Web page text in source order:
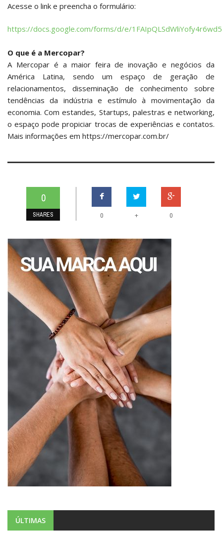
Acesse o link e preencha o formulário:
https://docs.google.com/forms/d/e/
O que é a Mercopar?
A Mercopar é a maior feira de inovação e negócios da
América Latina, sendo um espaço de geração de
relacionamentos, disseminação de conhecimento sobre
tendências da indústria e estímulo à movimentação da
economia. Com estandes, Startups, palestras e networking,
o espaço pode propiciar trocas de experiências e contatos.
Mais informações em https://mercopar.com.br/
0
SHARES 0 + 0
ÚLTIMAS